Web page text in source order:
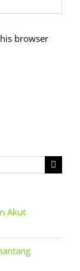
browser
Akut